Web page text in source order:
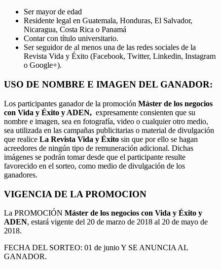
Ser mayor de edad
Residente legal en Guatemala, Honduras, El Salvador,
Nicaragua, Costa Rica o Panamá
Contar con título universitario.
Ser seguidor de al menos una de las redes sociales de la
Revista Vida y Éxito (Facebook, Twitter, Linkedin, Instagram
o Google+).
USO DE NOMBRE E IMAGEN DEL GANADOR:
Los participantes ganador de la promoción Máster de los negocios
con Vida y Éxito y ADEN, expresamente consienten que su
nombre e imagen, sea en fotografía, video o cualquier otro medio,
sea utilizada en las campañas publicitarias o material de divulgación
que realice La Revista Vida y Éxito sin que por ello se hagan
acreedores de ningún tipo de remuneración adicional. Dichas
imágenes se podrán tomar desde que el participante resulte
favorecido en el sorteo, como medio de divulgación de los
ganadores.
VIGENCIA DE LA PROMOCION
La PROMOCIÓN Máster de los negocios con Vida y Éxito y
ADEN, estará vigente del 20 de marzo de 2018 al 20 de mayo de
2018.
FECHA DEL SORTEO: 01 de junio Y SE ANUNCIA AL
GANADOR.